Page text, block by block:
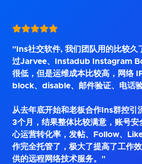
"Ins社交软件, 我们团队用的比较久
过Jarvee、Instadub Instagram
很低，但是运维成本比较高，网络
block、disable、邮件验证、电话验
从去年底开始和老板合作Ins群控引
3个月，结果整体比较满意，账号安
心运营转化率，发帖、Follow、
作完全托管了，极大了提高了工作
供的远程网络技术服务。"